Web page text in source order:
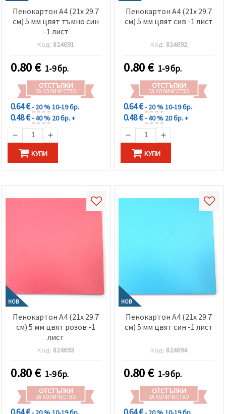
Пенокартон А4 (21x 29.7
см) 5 мм цвят тъмно син
-1 лист
Код: 824691
0.80€ 1-9 бр.
ОТСТЪПКИ
ЗА КОЛИЧЕСТВО
0.64 €- 20 %10-19 бр.
0.48 €- 40 % 20 бр. +
КУПИ
Пенокартон А4 (21x 29.7
см) 5 мм цвят сив -1 лист
Код: 824692
0.80€ 1-9 бр.
ОТСТЪПКИ
ЗА КОЛИЧЕСТВО
0.64 €- 20 %10-19 бр.
0.48 €- 40 % 20 бр. +
КУПИ
НОВ
Пенокартон А4 (21x 29.7
см) 5 мм цвят розов -1
лист
Код: 824693
0.80€ 1-9 бр.
ОТСТЪПКИ
ЗА КОЛИЧЕСТВО
0.64 €
НОВ
Пенокартон А4 (21x 29.7
см) 5 мм цвят син -1 лист
Код: 824694
0.80€ 1-9 бр.
ОТСТЪПКИ
ЗА КОЛИЧЕСТВО
0.64 €